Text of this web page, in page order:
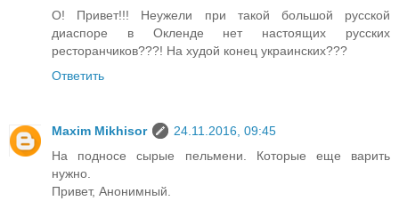
О! Привет!!! Неужели при такой большой русской
диаспоре в Окленде нет настоящих русских
ресторанчиков???! На худой конец украинских???
Ответить
Maxim Mikhisor
24.11.2016, 09:45
На подносе сырые пельмени. Которые еще варить
нужно.
Привет, Анонимный.